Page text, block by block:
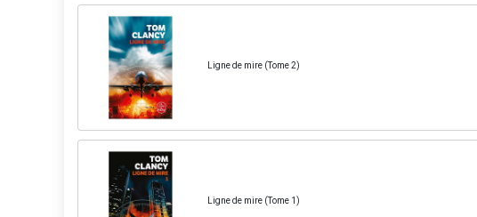
Ligne de mire (Tome 2)
Ligne de mire (Tome 1)